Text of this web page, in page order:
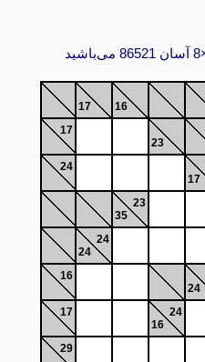
17 16
17
23
24
17
23
35
24
24
16
24
17
24
16
29